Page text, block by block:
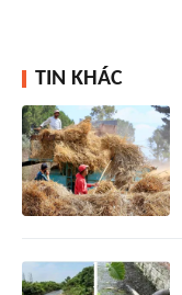
TIN KHÁC